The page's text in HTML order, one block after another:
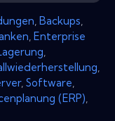
Backups
Enterprise
, Software
(ERP)